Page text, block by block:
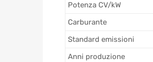
Potenza CV/kW
Carburante
Standard emissioni
Anni produzione